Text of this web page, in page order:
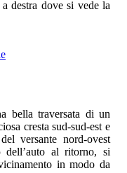
destra dove si vede la
bella traversata di un
cresta sud-sud-est e
versante nord-ovest
al ritorno, si
in modo da